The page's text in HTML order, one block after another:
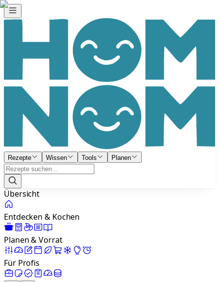
Rezepte Wissen Tools Planen
Übersicht
Entdecken & Kochen
Planen & Vorrat
Für Profis